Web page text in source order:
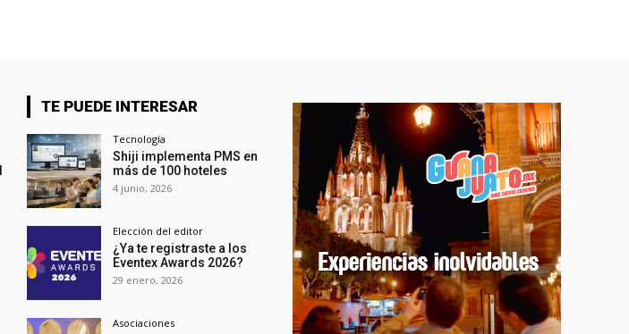
TE PUEDE INTERESAR
Tecnología
Shiji implementa PMS en
más de 100 hoteles
4 junio, 2026
Elección del editor
¿Ya te registraste a los
Eventex Awards 2026?
29 enero, 2026
Asociaciones